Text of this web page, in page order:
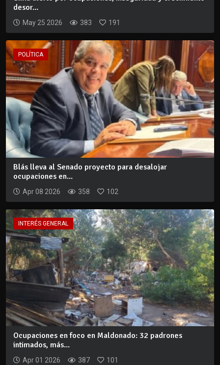
desor...
May 25 2026 383 191
POLÍTICA
Blás lleva al Senado proyecto para desalojar
ocupaciones en...
Apr 08 2026 358 102
INTERÉS GENERAL
Ocupaciones en foco en Maldonado: 32 padrones
intimados, más...
Apr 01 2026 387 101